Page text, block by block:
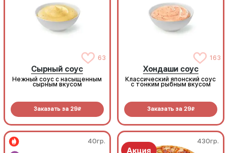
63
Сырный соус
Нежный соус с насыщенным
сырным вкусом
Заказать за 29R
163
Хондаши соус
Классический японский соус
с тонким рыбным вкусом
Заказать за 29R
40гр. 430гр.